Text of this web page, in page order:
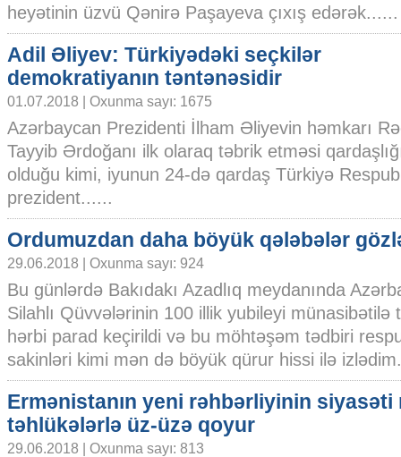
heyətinin üzvü Qənirə Paşayeva çıxış edərək......
Adil Əliyev: Türkiyədəki seçkilər
demokratiyanın təntənəsidir
01.07.2018 | Oxunma sayı: 1675
Azərbaycan Prezidenti İlham Əliyevin həmkarı
Tayyib Ərdoğanı ilk olaraq təbrik etməsi
olduğu kimi, iyunun 24-də qardaş Türkiyə
prezident......
Ordumuzdan daha böyük qələbələr
29.06.2018 | Oxunma sayı: 924
Bu günlərdə Bakıdakı Azadlıq meydanında
Silahlı Qüvvələrinin 100 illik yubileyi münasibətilə
hərbi parad keçirildi və bu möhtəşəm tədbiri
sakinləri kimi mən də böyük qürur hissi ilə
Ermənistanın yeni rəhbərliyinin siyasəti
təhlükələrlə üz-üzə qoyur
29.06.2018 | Oxunma sayı: 813